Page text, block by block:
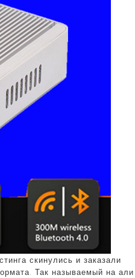
скинулись и заказали
Так называемый на али